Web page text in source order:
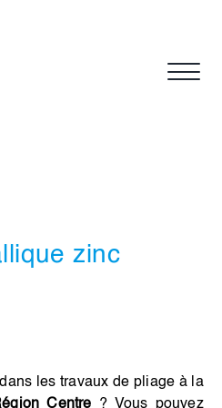
zinc
les travaux de pliage à la
Centre ? Vous pouvez